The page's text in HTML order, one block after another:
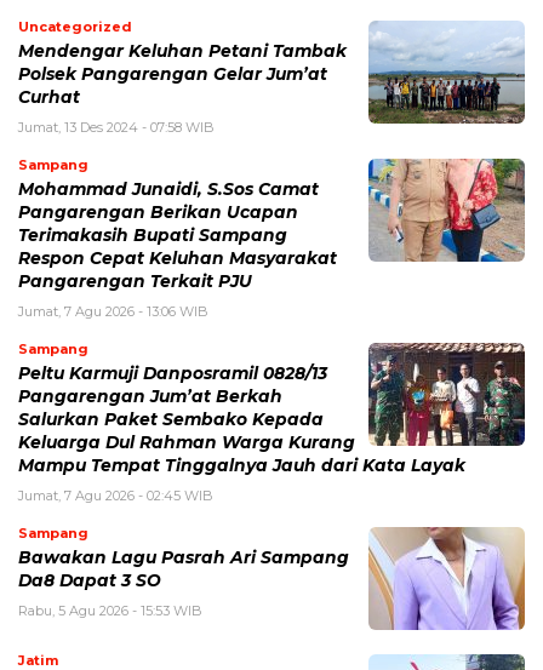
Uncategorized
Mendengar Keluhan Petani Tambak
Polsek Pangarengan Gelar Jum’at
Curhat
Jumat, 13 Des 2024 - 07:58 WIB
Sampang
Mohammad Junaidi, S.Sos Camat
Pangarengan Berikan Ucapan
Terimakasih Bupati Sampang
Respon Cepat Keluhan Masyarakat
Pangarengan Terkait PJU
Jumat, 7 Agu 2026 - 13:06 WIB
Sampang
Peltu Karmuji Danposramil 0828/13
Pangarengan Jum’at Berkah
Salurkan Paket Sembako Kepada
Keluarga Dul Rahman Warga Kurang
Mampu Tempat Tinggalnya Jauh dari Kata Layak
Jumat, 7 Agu 2026 - 02:45 WIB
Sampang
Bawakan Lagu Pasrah Ari Sampang
Da8 Dapat 3 SO
Rabu, 5 Agu 2026 - 15:53 WIB
Jatim